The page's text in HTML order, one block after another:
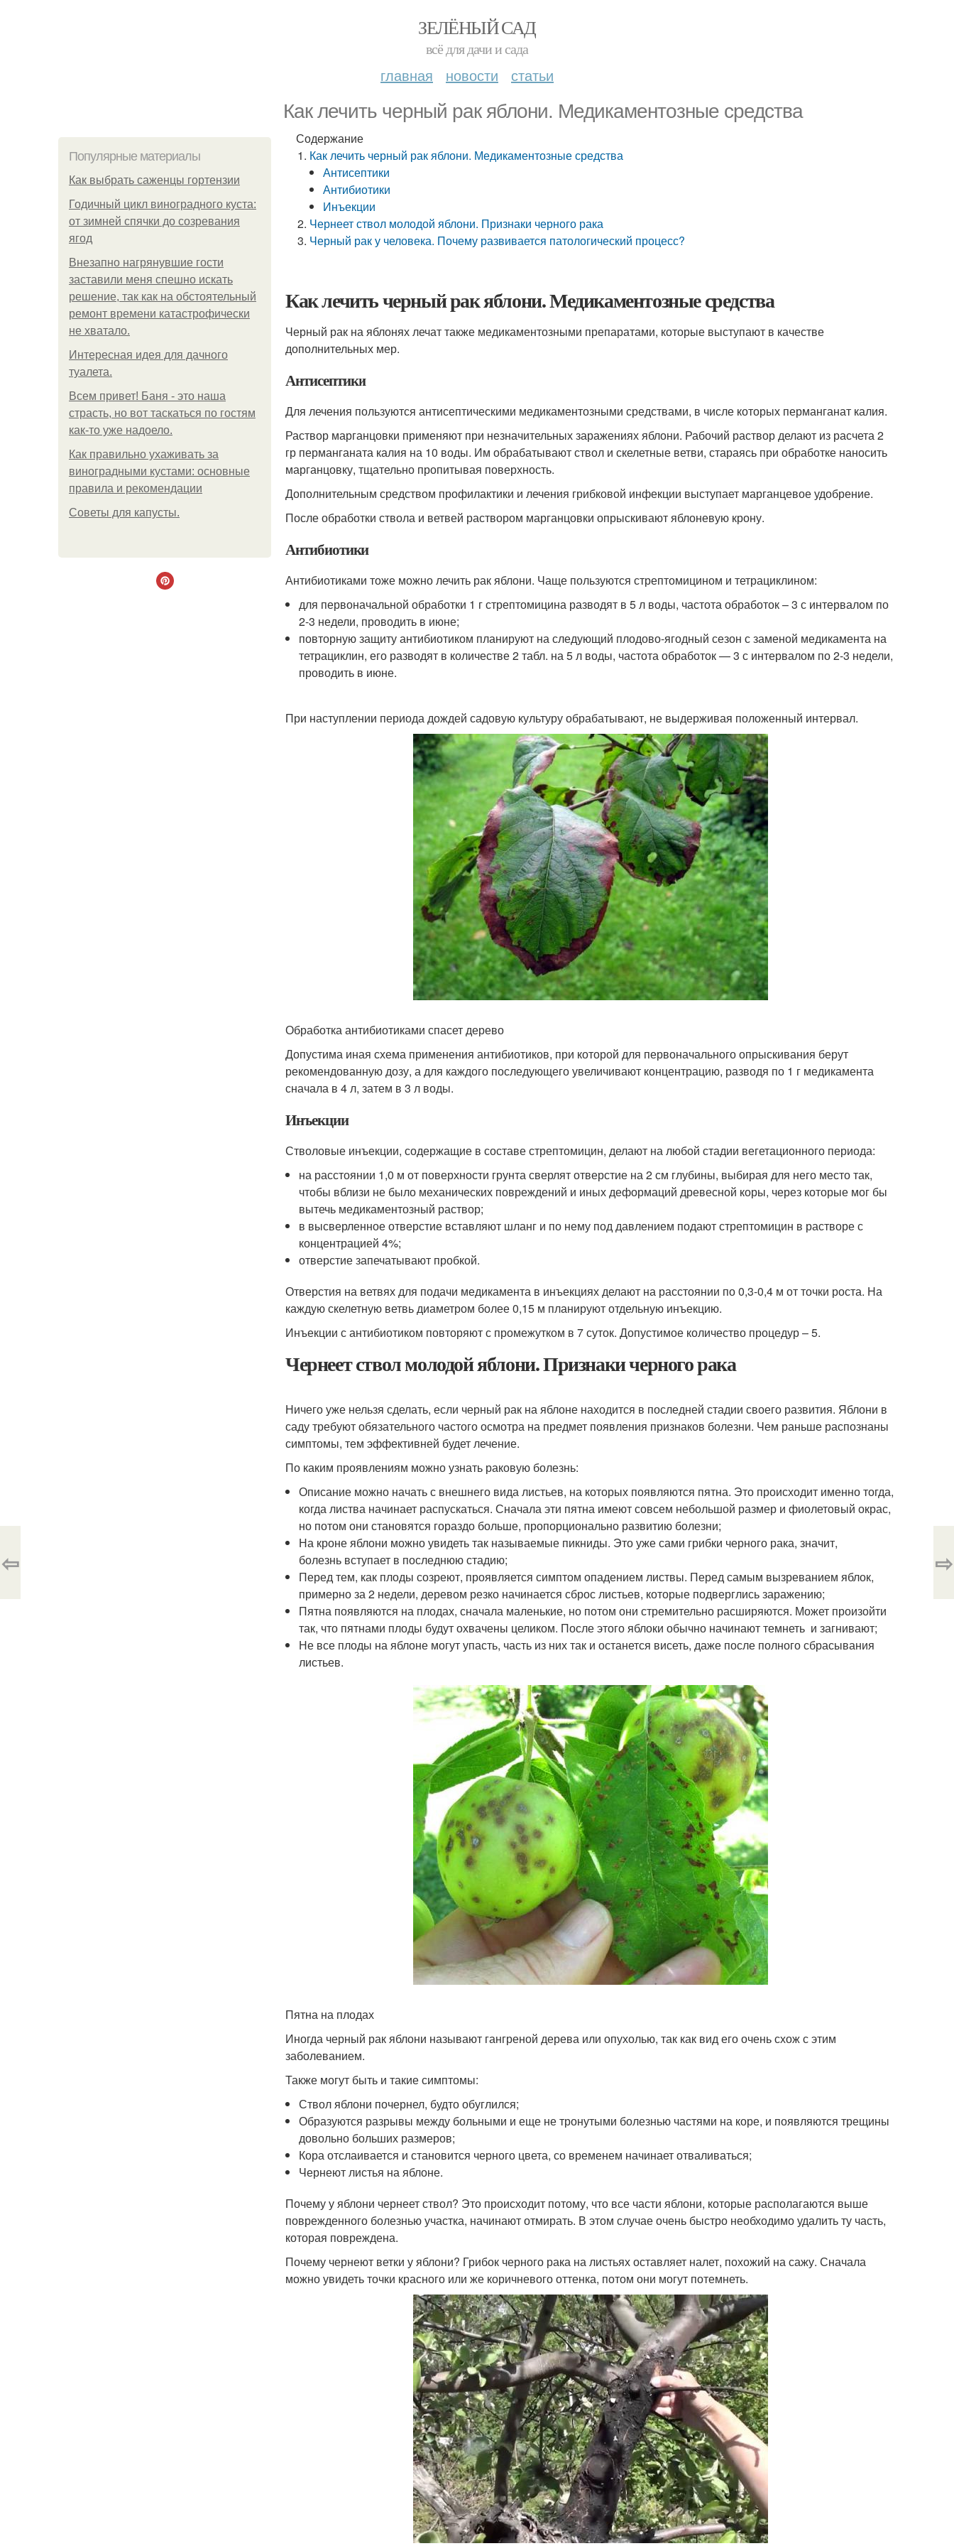
ЗЕЛЁНЫЙ САД
всё для дачи и сада
главная новости статьи
Как лечить черный рак яблони. Медикаментозные средства
Популярные материалы
Как выбрать саженцы гортензии
Годичный цикл виноградного куста:
от зимней спячки до созревания
ягод
Внезапно нагрянувшие гости
заставили меня спешно искать
решение, так как на обстоятельный
ремонт времени катастрофически
не хватало.
Интересная идея для дачного
туалета.
Всем привет! Баня - это наша
страсть, но вот таскаться по гостям
как-то уже надоело.
Как правильно ухаживать за
виноградными кустами: основные
правила и рекомендации
Советы для капусты.
Содержание
Как лечить черный рак яблони. Медикаментозные средства
Антисептики
Антибиотики
Инъекции
Чернеет ствол молодой яблони. Признаки черного рака
Черный рак у человека. Почему развивается патологический процесс?
Как лечить черный рак яблони. Медикаментозные средства
Черный рак на яблонях лечат также медикаментозными препаратами, которые выступают в качестве
дополнительных мер.
Антисептики
Для лечения пользуются антисептическими медикаментозными средствами, в числе которых перманганат калия.
Раствор марганцовки применяют при незначительных заражениях яблони. Рабочий раствор делают из расчета 2
гр перманганата калия на 10 воды. Им обрабатывают ствол и скелетные ветви, стараясь при обработке наносить
марганцовку, тщательно пропитывая поверхность.
Дополнительным средством профилактики и лечения грибковой инфекции выступает марганцевое удобрение.
После обработки ствола и ветвей раствором марганцовки опрыскивают яблоневую крону.
Антибиотики
Антибиотиками тоже можно лечить рак яблони. Чаще пользуются стрептомицином и тетрациклином:
для первоначальной обработки 1 г стрептомицина разводят в 5 л воды, частота обработок – 3 с интервалом по
2-3 недели, проводить в июне;
повторную защиту антибиотиком планируют на следующий плодово-ягодный сезон с заменой медикамента на
тетрациклин, его разводят в количестве 2 табл. на 5 л воды, частота обработок — 3 с интервалом по 2-3 недели,
проводить в июне.
При наступлении периода дождей садовую культуру обрабатывают, не выдерживая положенный интервал.
Обработка антибиотиками спасет дерево
Допустима иная схема применения антибиотиков, при которой для первоначального опрыскивания берут
рекомендованную дозу, а для каждого последующего увеличивают концентрацию, разводя по 1 г медикамента
сначала в 4 л, затем в 3 л воды.
Инъекции
Стволовые инъекции, содержащие в составе стрептомицин, делают на любой стадии вегетационного периода:
на расстоянии 1,0 м от поверхности грунта сверлят отверстие на 2 см глубины, выбирая для него место так,
чтобы вблизи не было механических повреждений и иных деформаций древесной коры, через которые мог бы
вытечь медикаментозный раствор;
в высверленное отверстие вставляют шланг и по нему под давлением подают стрептомицин в растворе с
концентрацией 4%;
отверстие запечатывают пробкой.
Отверстия на ветвях для подачи медикамента в инъекциях делают на расстоянии по 0,3-0,4 м от точки роста. На
каждую скелетную ветвь диаметром более 0,15 м планируют отдельную инъекцию.
Инъекции с антибиотиком повторяют с промежутком в 7 суток. Допустимое количество процедур – 5.
Чернеет ствол молодой яблони. Признаки черного рака
Ничего уже нельзя сделать, если черный рак на яблоне находится в последней стадии своего развития. Яблони в
саду требуют обязательного частого осмотра на предмет появления признаков болезни. Чем раньше распознаны
симптомы, тем эффективней будет лечение.
По каким проявлениям можно узнать раковую болезнь:
Описание можно начать с внешнего вида листьев, на которых появляются пятна. Это происходит именно тогда,
когда листва начинает распускаться. Сначала эти пятна имеют совсем небольшой размер и фиолетовый окрас,
но потом они становятся гораздо больше, пропорционально развитию болезни;
На кроне яблони можно увидеть так называемые пикниды. Это уже сами грибки черного рака, значит,
болезнь вступает в последнюю стадию;
Перед тем, как плоды созреют, проявляется симптом опадением листвы. Перед самым вызреванием яблок,
примерно за 2 недели, деревом резко начинается сброс листьев, которые подверглись заражению;
Пятна появляются на плодах, сначала маленькие, но потом они стремительно расширяются. Может произойти
так, что пятнами плоды будут охвачены целиком. После этого яблоки обычно начинают темнеть и загнивают;
Не все плоды на яблоне могут упасть, часть из них так и останется висеть, даже после полного сбрасывания
листьев.
Пятна на плодах
Иногда черный рак яблони называют гангреной дерева или опухолью, так как вид его очень схож с этим
заболеванием.
Также могут быть и такие симптомы:
Ствол яблони почернел, будто обуглился;
Образуются разрывы между больными и еще не тронутыми болезнью частями на коре, и появляются трещины
довольно больших размеров;
Кора отслаивается и становится черного цвета, со временем начинает отваливаться;
Чернеют листья на яблоне.
Почему у яблони чернеет ствол? Это происходит потому, что все части яблони, которые располагаются выше
поврежденного болезнью участка, начинают отмирать. В этом случае очень быстро необходимо удалить ту часть,
которая повреждена.
Почему чернеют ветки у яблони? Грибок черного рака на листьях оставляет налет, похожий на сажу. Сначала
можно увидеть точки красного или же коричневого оттенка, потом они могут потемнеть.
⇦ ⇨